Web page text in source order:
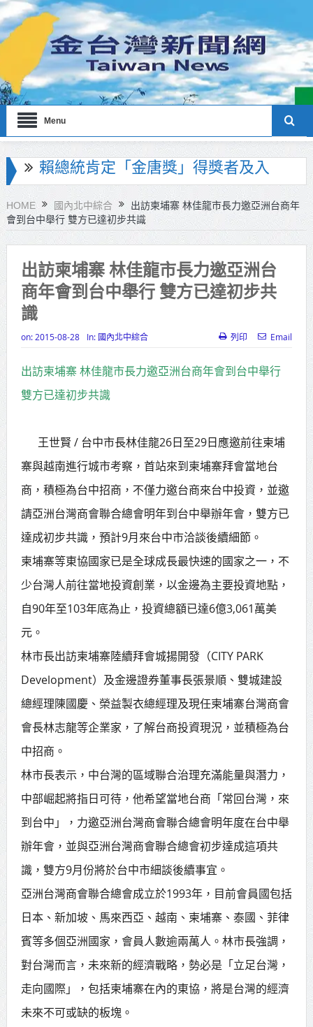
Menu
海巡署南部分署主官大換血 蔡順元
勉提升巡防戰力
北市鮮奶週報再升級！8月31日補助
擴大至國中生
雙北合作里程碑！萬大線動態測試
侯友宜蔣萬安攜手視察
高齡健康產業博覽會8/7盛大登場 新
高雄「三民運動中心」市長陳其
邁、運動部長李洋各界貴賓共同揭幕
高雄東照山關帝廟全國國中小學書
法比賽 圓滿落幕
賴清德總統主持將官晉任 期勉精進
不對稱戰力
蔣萬安再拋出「倒閣說」 喊推陳其
賴總統肯定「金唐獎」得獎者及入
圍者 允諾完善支持體系
HOME 國內北中綜合
出訪柬埔寨 林佳龍市長力邀亞洲台商年
會到台中舉行 雙方已達初步共識
出訪柬埔寨 林佳龍市長力邀亞洲台
商年會到台中舉行 雙方已達初步共
識
on: 2015-08-28 In: 國內北中綜合 列印 Email
出訪柬埔寨 林佳龍市長力邀亞洲台商年會到台中舉行
雙方已達初步共識
王世賢 / 台中市長林佳龍26日至29日應邀前往柬埔
寨與越南進行城市考察，首站來到柬埔寨拜會當地台
商，積極為台中招商，不僅力邀台商來台中投資，並邀
請亞洲台灣商會聯合總會明年到台中舉辦年會，雙方已
達成初步共識，預計9月來台中市洽談後續細節。
柬埔寨等東協國家已是全球成長最快速的國家之一，不
少台灣人前往當地投資創業，以金邊為主要投資地點，
自90年至103年底為止，投資總額已達6億3,061萬美
元。
林市長出訪柬埔寨陸續拜會城揚開發（CITY PARK
Development）及金邊證券董事長張景順、雙城建設
總經理陳國慶、榮益製衣總經理及現任柬埔寨台灣商會
會長林志龍等企業家，了解台商投資現況，並積極為台
中招商。
林市長表示，中台灣的區域聯合治理充滿能量與潛力，
中部崛起將指日可待，他希望當地台商「常回台灣，來
到台中」，力邀亞洲台灣商會聯合總會明年度在台中舉
辦年會，並與亞洲台灣商會聯合總會初步達成這項共
識，雙方9月份將於台中市細談後續事宜。
亞洲台灣商會聯合總會成立於1993年，目前會員國包括
日本、新加坡、馬來西亞、越南、柬埔寨、泰國、菲律
賓等多個亞洲國家，會員人數逾兩萬人。林市長強調，
對台灣而言，未來新的經濟戰略，勢必是「立足台灣，
走向國際」，包括柬埔寨在內的東協，將是台灣的經濟
未來不可或缺的板塊。